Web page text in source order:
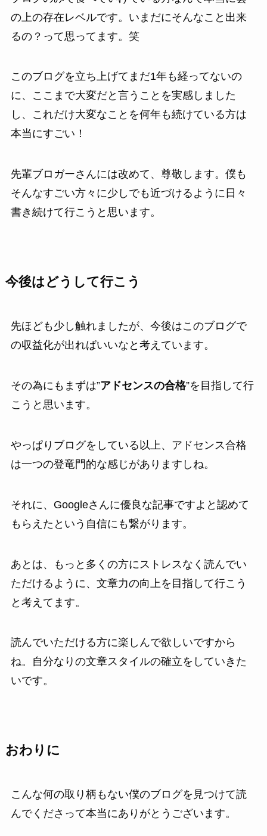
の上の存在レベルです。いまだにそんなこと出来
るの？って思ってます。笑
このブログを立ち上げてまだ1年も経ってないの
に、ここまで大変だと言うことを実感しました
し、これだけ大変なことを何年も続けている方は
本当にすごい！
先輩ブロガーさんには改めて、尊敬します。僕も
そんなすごい方々に少しでも近づけるように日々
書き続けて行こうと思います。
今後はどうして行こう
先ほども少し触れましたが、今後はこのブログで
の収益化が出ればいいなと考えています。
その為にもまずは”アドセンスの合格”を目指して行
こうと思います。
やっぱりブログをしている以上、アドセンス合格
は一つの登竜門的な感じがありますしね。
それに、Googleさんに優良な記事ですよと認めて
もらえたという自信にも繋がります。
あとは、もっと多くの方にストレスなく読んでい
ただけるように、文章力の向上を目指して行こう
と考えてます。
読んでいただける方に楽しんで欲しいですから
ね。自分なりの文章スタイルの確立をしていきた
いです。
おわりに
こんな何の取り柄もない僕のブログを見つけて読
んでくださって本当にありがとうございます。